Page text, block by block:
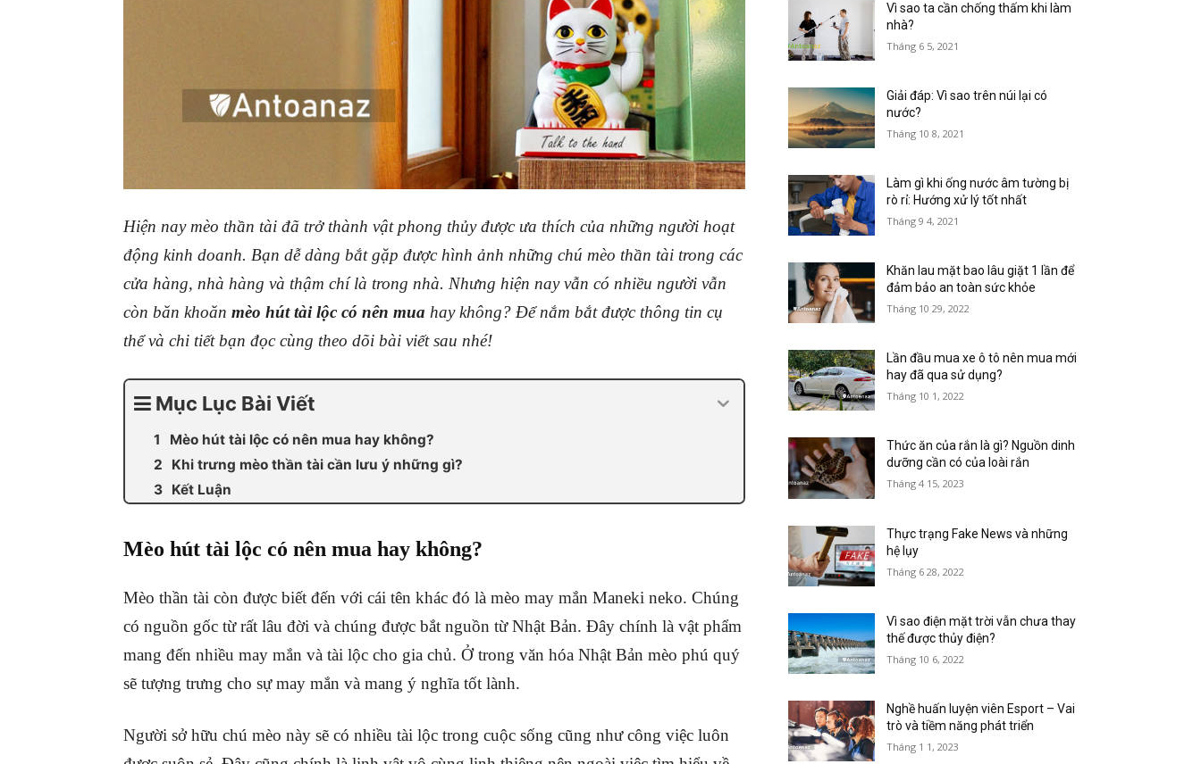
Hiện nay mèo thần tài đã trở thành vật phong thủy được ưa thích của những người hoạt
động kinh doanh. Bạn dễ dàng bắt gặp được hình ảnh những chú mèo thần tài trong các
cửa hàng, nhà hàng và thậm chí là trong nhà. Nhưng hiện nay vẫn có nhiều người vẫn
còn băn khoăn mèo hút tài lộc có nên mua hay không? Để nắm bắt được thông tin cụ
thể và chi tiết bạn đọc cùng theo dõi bài viết sau nhé!
Mục Lục Bài Viết
Mèo hút tài lộc có nên mua hay không?
Khi trưng mèo thần tài cần lưu ý những gì?
Kết Luận
Mèo hút tài lộc có nên mua hay không?
Mèo thần tài còn được biết đến với cái tên khác đó là mèo may mắn Maneki neko. Chúng
có nguồn gốc từ rất lâu đời và chúng được bắt nguồn từ Nhật Bản. Đây chính là vật phẩm
mang đến nhiều may mắn và tài lộc cho gia chủ. Ở trong văn hóa Nhật Bản mèo phú quý
sẽ tượng trưng cho sự may mắn và mang ý nghĩa tốt lành.
Người sở hữu chú mèo này sẽ có nhiều tài lộc trong cuộc sống cũng như công việc luôn
Vì sao ta cần chống thấm khi làm
nhà?
Tháng 6 5, 2021
Giải đáp: Vì sao trên núi lại có
nước?
Tháng 10 8, 2021
Làm gì khi ống nước âm tường bị
rò rỉ: Hướng xử lý tốt nhất
Tháng 9 4, 2021
Khăn lau mặt bao lâu giặt 1 lần để
đảm bảo an toàn sức khỏe
Tháng 10 29, 2022
Lần đầu mua xe ô tô nên mua mới
hay đã qua sử dụng?
Tháng 10 1, 2022
Thức ăn của rắn là gì? Nguồn dinh
dưỡng cần có của loài rắn
Tháng 4 15, 2023
Thực trạng Fake News và những
hệ lụy
Tháng 6 28, 2022
Vì sao điện mặt trời vẫn chưa thay
thế được thủy điện?
Tháng 10 6, 2022
Nghề huấn luyện viên Esport – Vai
trò và tiềm năng phát triển
Tháng 1 1, 2023